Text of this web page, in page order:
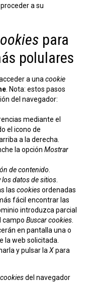
a su
para
polulares
a una cookie
. Nota: estos pasos
del navegador:
mediante el
el icono de
a la derecha.
la opción Mostrar
de contenido
los datos de sitios.
las cookiesordenadas
fácil encontrar las
introduzca parcial
campo Buscar cookies.
en pantalla una o
la web solicitada.
y pulsar la Xpara
cookiesdel navegador